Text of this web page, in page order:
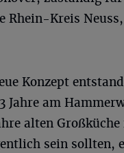
Rhein-Kreis
Konzept
Jahre am
alten
sein